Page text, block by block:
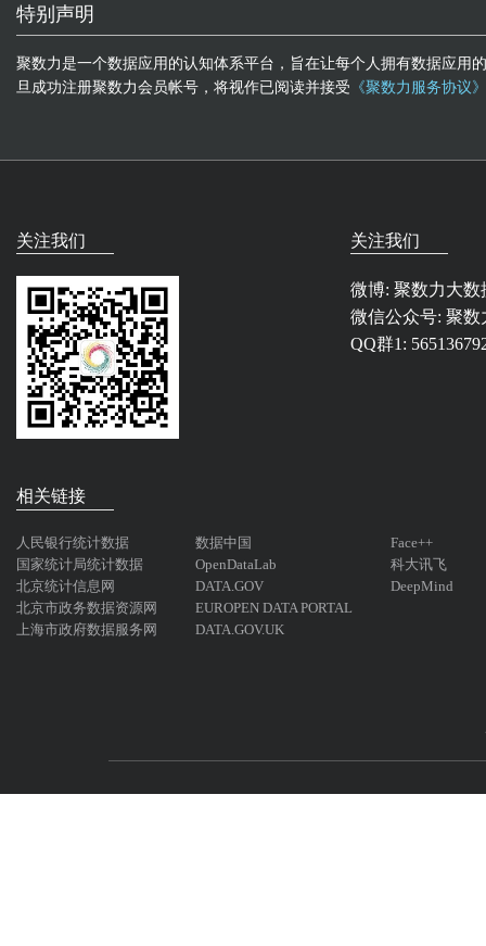
特别声明
聚数力是一个数据应用的认知体系平台，旨在让每个人拥有数据应用
旦成功注册聚数力会员帐号，将视作已阅读并接受 《聚数力服务协议》
关注我们 关注我们
微博: 聚数力大数
微信公众号: 聚数
QQ群1:
相关链接
人民银行统计数据
国家统计局统计数据
北京统计信息网
北京市政务数据资源网
上海市政府数据服务网
数据中国
OpenDataLab
DATA.GOV
EUROPEN DATA PORTAL
DATA.GOV.UK
Face++
科大讯飞
DeepMind